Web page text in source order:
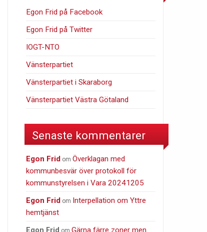
Egon Frid på Facebook
Egon Frid på Twitter
IOGT-NTO
Vänsterpartiet
Vänsterpartiet i Skaraborg
Vänsterpartiet Västra Götaland
Senaste kommentarer
Egon Frid omÖverklagan med
kommunbesvär över protokoll för
kommunstyrelsen i Vara 20241205
Egon Frid om Interpellation om Yttre
hemtjänst
omGärna färre zoner men